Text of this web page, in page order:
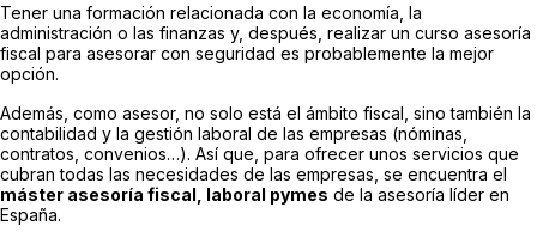
Tener una formación relacionada con la economía, la
administración o las finanzas y, después, realizar un curso asesoría
fiscal para asesorar con seguridad es probablemente la mejor
opción.
Además, como asesor, no solo está el ámbito fiscal, sino también la
contabilidad y la gestión laboral de las empresas (nóminas,
contratos, convenios…). Así que, para ofrecer unos servicios que
cubran todas las necesidades de las empresas, se encuentra el
máster asesoría fiscal, laboral pymes de la asesoría líder en
España.